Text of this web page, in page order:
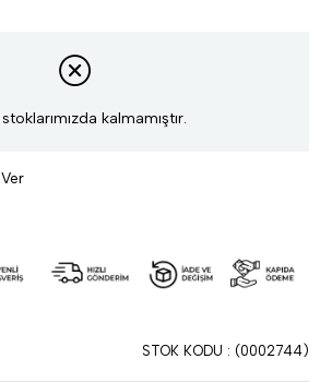
kalmamıştır.
STOK KODU (0002744)